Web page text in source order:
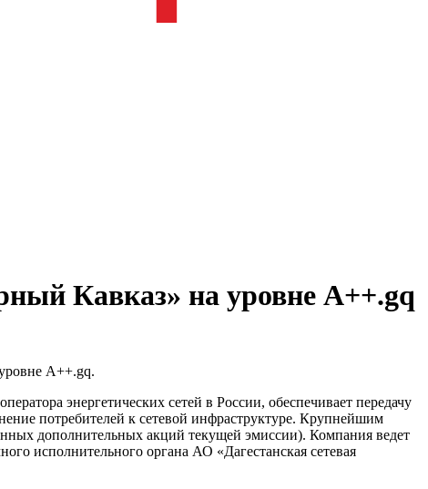
Кавказ» на уровне А++.gq
А++.gq.
энергетических сетей в России, обеспечивает передачу
потребителей к сетевой инфраструктуре. Крупнейшим
дополнительных акций текущей эмиссии). Компания ведет
исполнительного органа АО «Дагестанская сетевая